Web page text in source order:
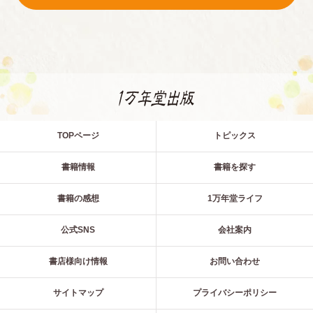
TOPページ トピックス
書籍情報 書籍を探す
書籍の感想 1万年堂ライフ
公式SNS 会社案内
書店様向け情報 お問い合わせ
サイトマップ プライバシーポリシー